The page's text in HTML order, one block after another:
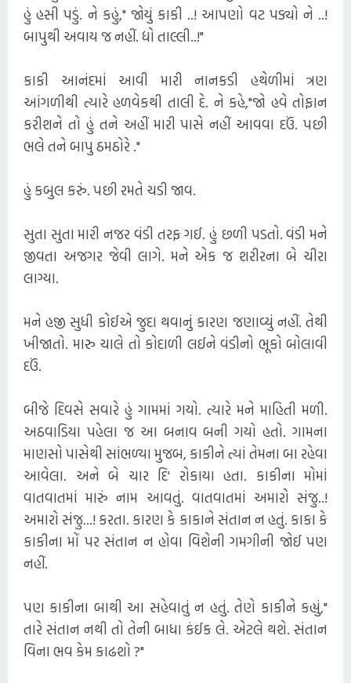
હું હસી પડું. ને કહું," જોયું કાકી ..! આપણો વટ પડ્યો ને ..!
બાપુથી અવાય જ નહીં. દ્યો તાલ્લી..!"
કાકી આનંદમાં આવી મારી નાનકડી હથેળીમાં ત્રણ
આંગળીથી ત્યારે હળવેકથી તાલી દે. ને કહે,"જો હવે તોફાન
કરીશને તો હું તને અહીં મારી પાસે નહીં આવવા દઉં. પછી
ભલે તને બાપુ ઠમઠોરે ."
હું કબુલ કરું. પછી રમતે ચડી જાવ.
સુતા સુતા મારી નજર વંડી તરફ ગઈ. હું છળી પડતો. વંડી મને
જીવતા અજગર જેવી લાગે. મને એક જ શરીરના બે ચીરા
લાગ્યા.
મને હજી સુધી કોઈએ જુદા થવાનું કારણ જણાવ્યું નહીં. તેથી
ખીજાતો. મારુ ચાલે તો કોદાળી લઈને વંડીનો ભૂકો બોલાવી
દઉં.
બીજે દિવસે સવારે હું ગામમાં ગયો. ત્યારે મને માહિતી મળી.
અઠવાડિયા પહેલા જ આ બનાવ બની ગયો હતો. ગામના
માણસો પાસેથી સાંભળ્યા મુજબ, કાકીને ત્યાં તેમના બા રહેવા
આવેલા. અને બે ચાર દિ' રોકાયા હતા. કાકીના મોમાં
વાતવાતમાં મારું નામ આવતું. વાતવાતમાં અમારો સંજુ..!
અમારો સંજુ...! કરતા. કારણ કે કાકાને સંતાન ન હતું. કાકા કે
કાકીના મોં પર સંતાન ન હોવા વિશેની ગમગીની જોઈ પણ
નહીં.
પણ કાકીના બાથી આ સહેવાતું ન હતું. તેણે કાકીને કહ્યું,"
તારે સંતાન નથી તો તેની બાધા કંઈક લે. એટલે થશે. સંતાન
વિના ભવ કેમ કાઢશો ?"